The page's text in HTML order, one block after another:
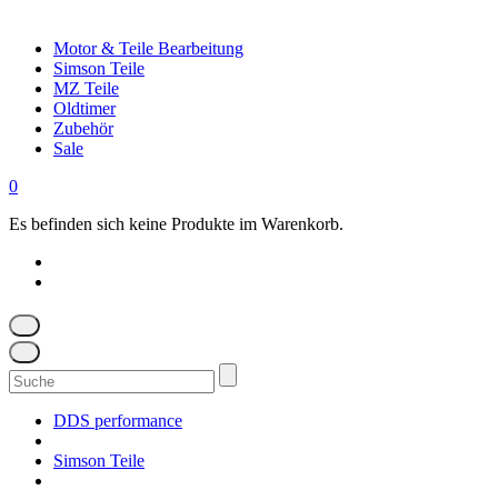
Motor & Teile Bearbeitung
Simson Teile
MZ Teile
Oldtimer
Zubehör
Sale
0
Es befinden sich keine Produkte im Warenkorb.
Suchen
nach:
DDS performance
Simson Teile